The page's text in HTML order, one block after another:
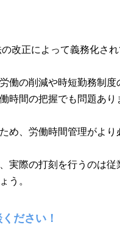
改正によって義務化さ
働の削減や時短勤務制度
時間の把握でも問題あ
め、労働時間管理がよ
実際の打刻を行うのは
う。
ださい！